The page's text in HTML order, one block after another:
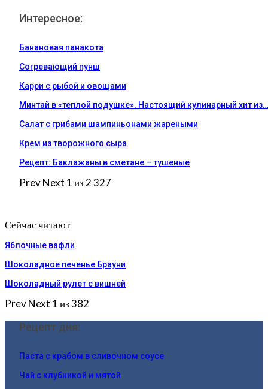
Интересное:
Банановая панакота
Согревающий пунш
Карри с рыбой и овощами
Минтай в «теплой подушке». Настоящий кулинарный хит из…
Салат с грибами шампиньонами жареными
Крем из творожного сыра
Рецепт: Баклажаны в сметане – тушеные
PrevNext 1 из 2 327
Сейчас читают
Яблочные вафли
Шоколадное печенье Брауни
Шоколадный рулет с вишней
PrevNext 1 из 382
Рецепт дня:
Паста с крабом в сливочном соусе
Чай с клубникой и мятой